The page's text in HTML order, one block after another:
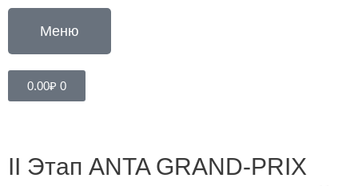
Перейти
Меню
0.00₽ 0
Cart
II Этап ANTA GRAND-PRIX